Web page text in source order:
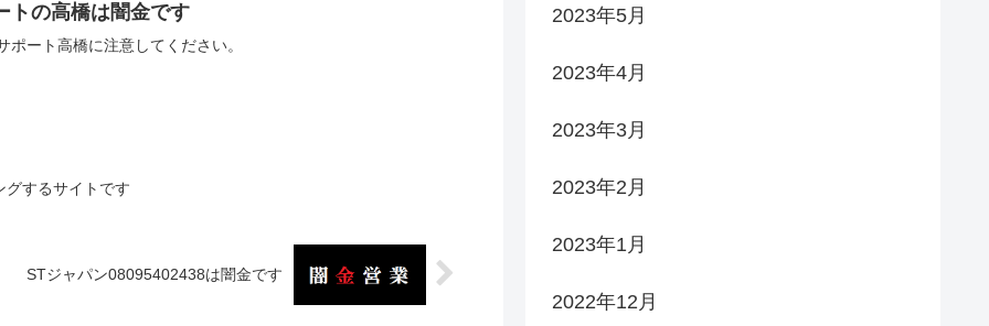
トの高橋は闇金です
ート高橋に注意してください。
グするサイトです
STジャパン08095402438は闇金です
2023年5月
2023年4月
2023年3月
2023年2月
2023年1月
2022年12月